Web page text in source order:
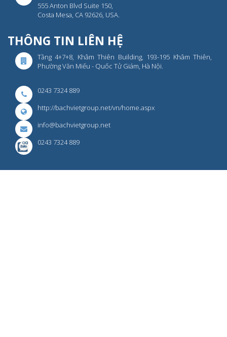
555 Anton Blvd Suite 150,
Costa Mesa, CA 92626, USA.
THÔNG TIN LIÊN HỆ
Tầng 4+7+8, Khâm Thiên Building, 193-195 Khâm Thiên,
Phường Văn Miếu - Quốc Tử Giám, Hà Nội.
0243 7324 889
http://bachvietgroup.net/vn/home.aspx
info@bachvietgroup.net
0243 7324 889